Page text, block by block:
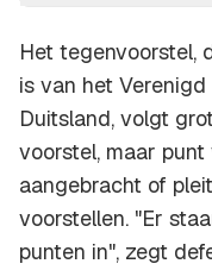
Het tegenvoorstel,
is van het
Duitsland, volgt
voorstel, maar
aangebracht of
voorstellen. "Er
punten in", zegt